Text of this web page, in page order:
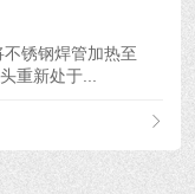
锈钢焊管加热至
重新处于...